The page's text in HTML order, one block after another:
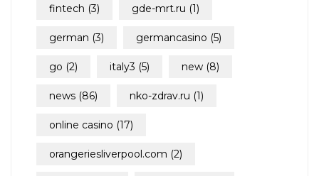
fintech (3) gde-mrt.ru (1)
german (3) germancasino (5)
go (2) italy3 (5) new (8)
news (86) nko-zdrav.ru (1)
online casino (17)
orangeriesliverpool.com (2)